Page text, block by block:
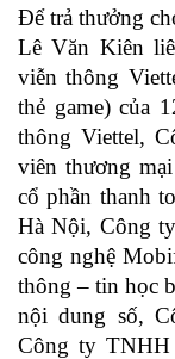
Để trả thưởng
Lê Văn Kiên
viễn thông
thẻ game) của
thông Viettel,
viên thương
cổ phần thanh
Hà Nội, Công
công nghệ
thông – tin học
nội dung số,
Công ty TNHH